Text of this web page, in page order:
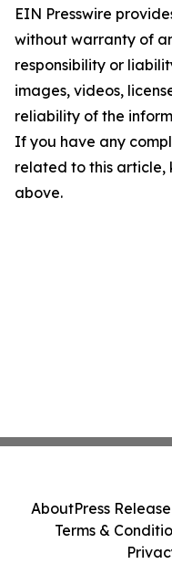
EIN Presswire
without warranty of
responsibility or
images, videos,
reliability of the
If you have any
related to this
above.
AboutPress
Terms &